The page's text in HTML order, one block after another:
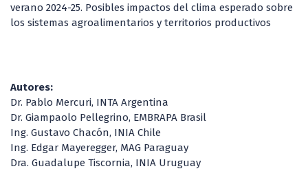
verano 2024-25. Posibles impactos del clima esperado sobre
los sistemas agroalimentarios y territorios productivos
Autores:
Dr. Pablo Mercuri, INTA Argentina
Dr. Giampaolo Pellegrino, EMBRAPA Brasil
Ing. Gustavo Chacón, INIA Chile
Ing. Edgar Mayeregger, MAG Paraguay
Dra. Guadalupe Tiscornia, INIA Uruguay